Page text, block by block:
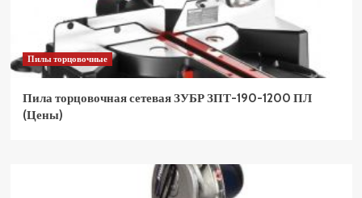
Пилы торцовочные
Пила торцовочная сетевая ЗУБР ЗПТ-190-1200 ПЛ
(Цены)